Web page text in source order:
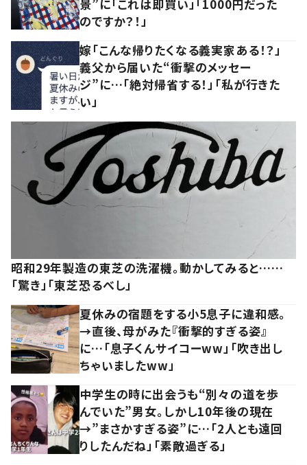
景”に「これは即買い」「1000円だった
のですか？！」
嫁「こんな帰りたくなる義実家ある！？」
義父から届いた“衝撃のメッセー
ジ”に…「絶対帰省する！」「私が行きた
い」
昭和29年製造の東芝の洗濯機。動かしてみると……
「驚き」「東芝恐るべし」
夏休みの宿題をする小5息子に違和感。
→直後、母がみた『衝撃的すぎる姿』
に…「息子くんサイコーww」「吹き出し
ちゃいましたww」
中学生の時に出会うも“別々の道を歩
んでいた”男女。しかし10年後の現在
→”まさかすぎる姿”に…「2人とも遠回
りしたんだね」「素敵過ぎる」